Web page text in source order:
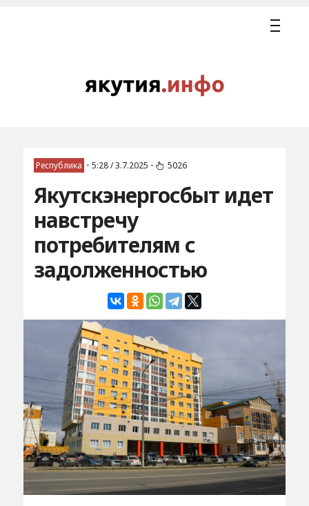
Республика • 5:28 / 3.7.2025 • 5026
Якутскэнергосбыт идет
навстречу
потребителям с
задолженностью